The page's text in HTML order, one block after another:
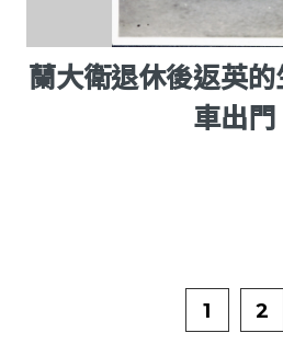
蘭大衛退休後返英的
車出門
1 2